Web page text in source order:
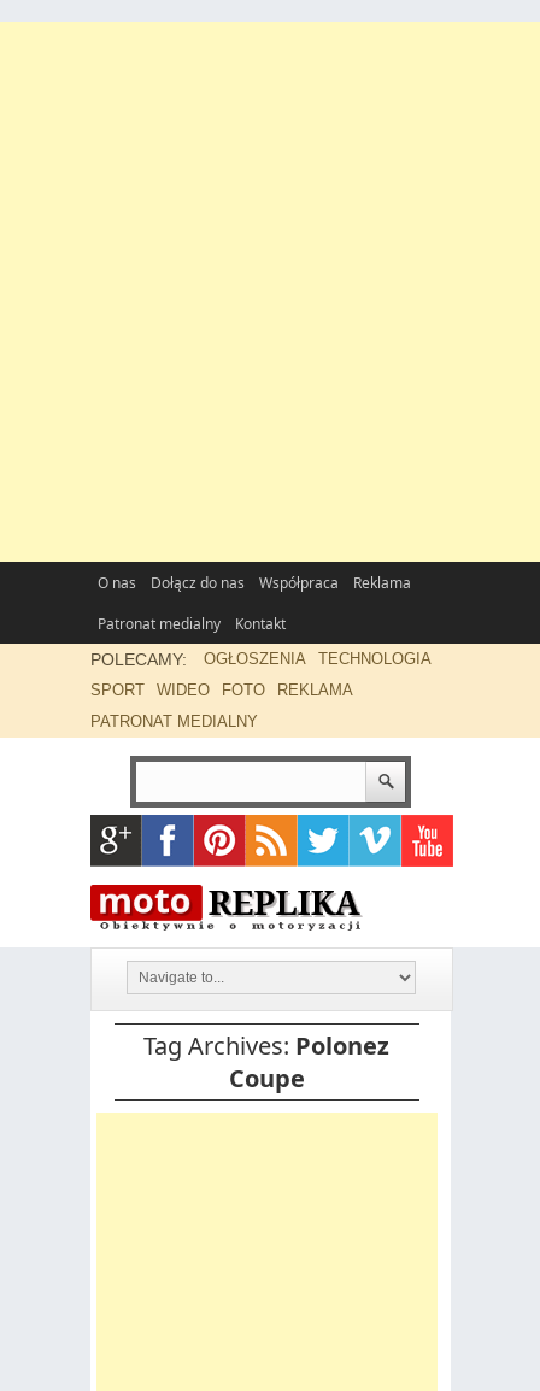
O nas Dołącz do nas Współpraca
Reklama
Patronat medialny
Kontakt
POLECAMY: OGŁOSZENIA
TECHNOLOGIA
SPORT
WIDEO FOTO
REKLAMA
PATRONAT MEDIALNY
Tag Archives: Polonez
Coupe